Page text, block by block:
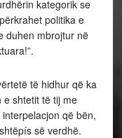
kategorik se
politika e
duhen mbrojtur në
të hidhur që ka
shtetit të tij me
që bën,
së verdhë.